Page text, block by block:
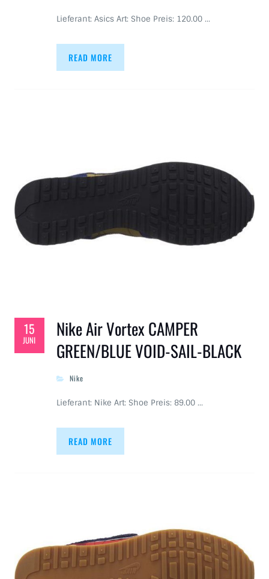
Lieferant: Asics Art: Shoe Preis: 120.00 …
READ MORE
15
JUNI
Nike Air Vortex CAMPER
GREEN/BLUE VOID-SAIL-BLACK
Nike
Lieferant: Nike Art: Shoe Preis: 89.00 …
READ MORE